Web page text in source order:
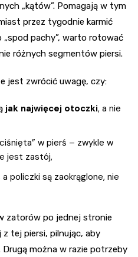
„kątów”. Pomagają w tym
przez tygodnie karmić
„spod pachy”, warto rotować
różnych segmentów piersi.
jest zwrócić uwagę, czy:
jak najwięcej otoczki, a nie
w pierś – zwykle w
jest zastój,
a policzki są zaokrąglone, nie
zatorów po jednej stronie
tej piersi, pilnując, aby
Drugą można w razie potrzeby